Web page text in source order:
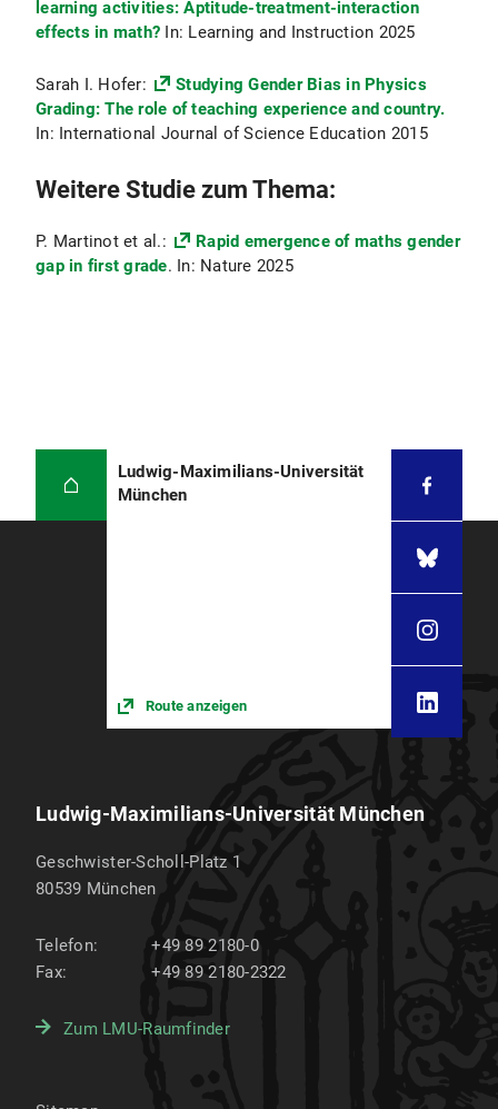
learning activities: Aptitude-treatment-interaction
effects in math? In: Learning and Instruction 2025
Sarah I. Hofer:
Studying Gender Bias in Physics
Grading: The role of teaching experience and country.
In: International Journal of Science Education 2015
Weitere Studie zum Thema:
P. Martinot et al.:
Rapid emergence of maths gender
gap in first grade. In: Nature 2025
Ludwig-Maximilians-Universität
München
Route anzeigen
Ludwig-Maximilians-Universität München
Geschwister-Scholl-Platz 1
80539 München
Telefon:
+49 89 2180-0
Fax:
+49 89 2180-2322
Zum LMU-Raumfinder